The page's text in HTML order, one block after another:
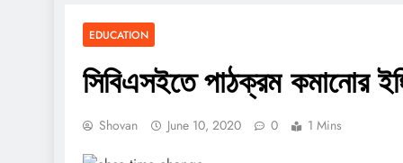
EDUCATION
সিবিএসইতে পাঠক্রম কমানোর
Shovan June 10, 2020 0 1 Mins